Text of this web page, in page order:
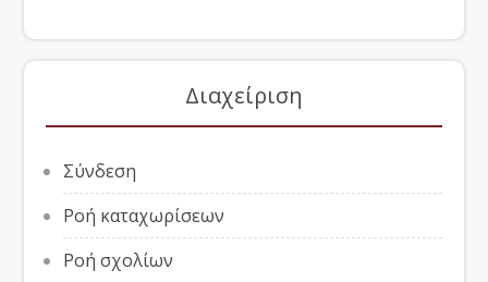
Διαχείριση
Σύνδεση
Ροή καταχωρίσεων
Ροή σχολίων